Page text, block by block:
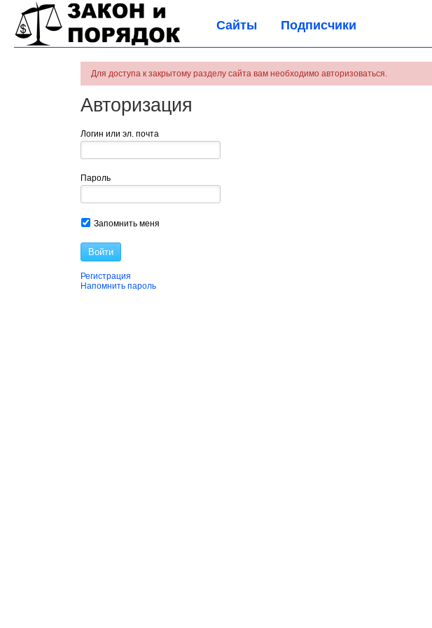
Сайты Подписчики
Для доступа к закрытому разделу сайта вам необходимо авторизоваться.
Авторизация
Логин или эл. почта
Пароль
Запомнить меня
Войти
Регистрация
Напомнить пароль